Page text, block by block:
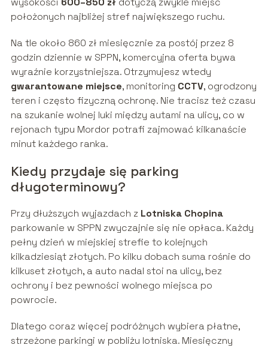
położonych najbliżej stref największego ruchu.
Na tle około 860 zł miesięcznie za postój przez 8
godzin dziennie w SPPN, komercyjna oferta bywa
wyraźnie korzystniejsza. Otrzymujesz wtedy
gwarantowane miejsce, monitoring CCTV, ogrodzony
teren i często fizyczną ochronę. Nie tracisz też czasu
na szukanie wolnej luki między autami na ulicy, co w
rejonach typu Mordor potrafi zajmować kilkanaście
minut każdego ranka.
Kiedy przydaje się parking
długoterminowy?
Przy dłuższych wyjazdach z Lotniska Chopina
parkowanie w SPPN zwyczajnie się nie opłaca. Każdy
pełny dzień w miejskiej strefie to kolejnych
kilkadziesiąt złotych. Po kilku dobach suma rośnie do
kilkuset złotych, a auto nadal stoi na ulicy, bez
ochrony i bez pewności wolnego miejsca po
powrocie.
Dlatego coraz więcej podróżnych wybiera płatne,
strzeżone parkingi w pobliżu lotniska. Miesięczny